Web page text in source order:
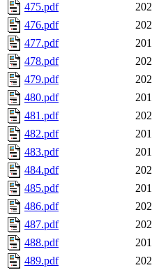
475.pdf
476.pdf
477.pdf
478.pdf
479.pdf
480.pdf
481.pdf
482.pdf
483.pdf
484.pdf
485.pdf
486.pdf
487.pdf
488.pdf
489.pdf